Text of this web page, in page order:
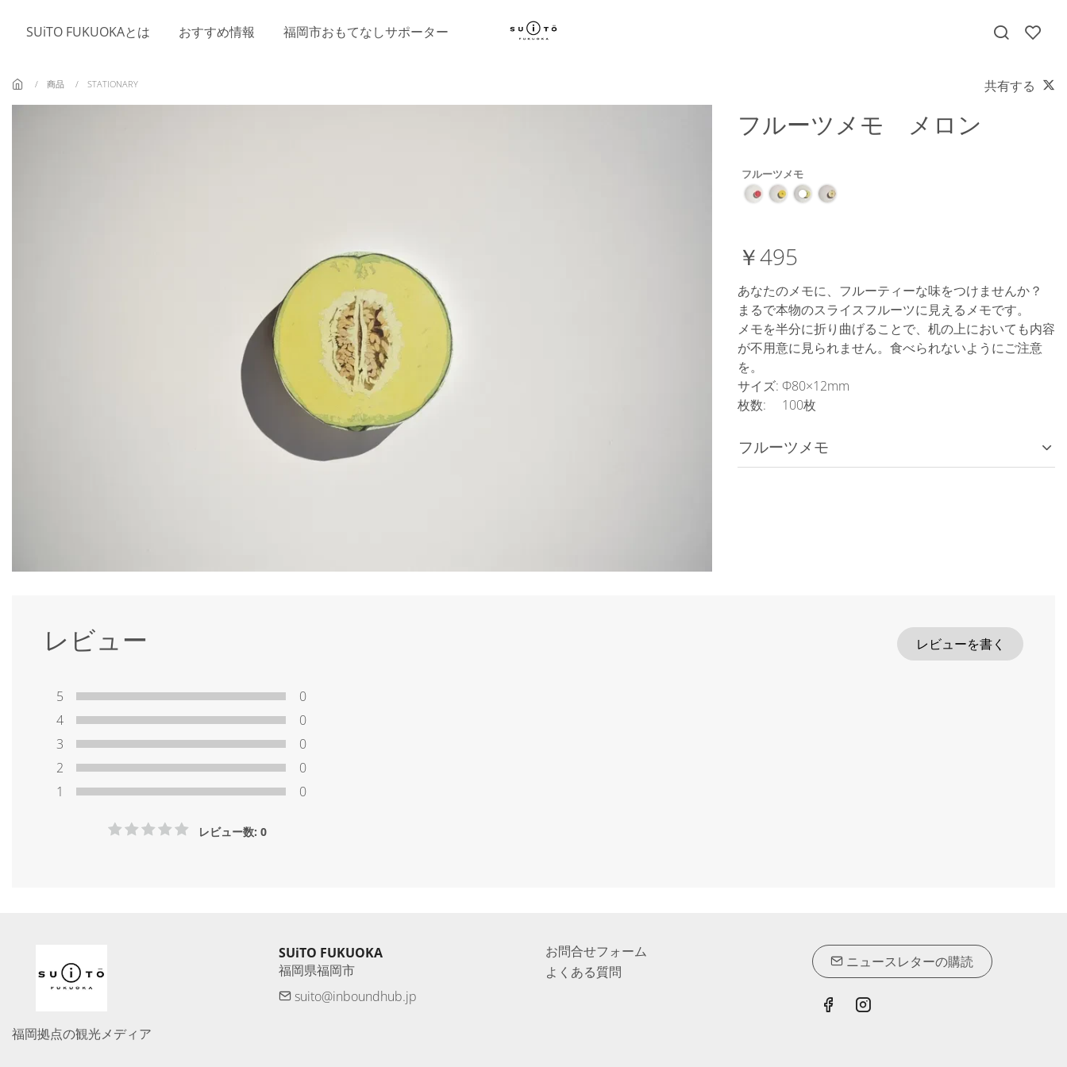
SUiTO FUKUOKAとは
おすすめ情報 福岡市おもてなしサポーター
共有する
商品 STATIONARY
フルーツメモ メロン
フルーツメモ
￥495
あなたのメモに、フルーティーな味をつけませんか？
まるで本物のスライスフルーツに見えるメモです。
メモを半分に折り曲げることで、机の上においても内容
が不用意に見られません。食べられないようにご注意
を。
サイズ: Φ80×12mm
枚数: 100枚
フルーツメモ
レビュー レビューを書く
5
0
4
0
3
0
2
0
1
0
レビュー数: 0
福岡拠点の観光メディア
SUiTO FUKUOKA
福岡県福岡市
suito@inboundhub.jp
お問合せフォーム
よくある質問
ニュースレターの購読